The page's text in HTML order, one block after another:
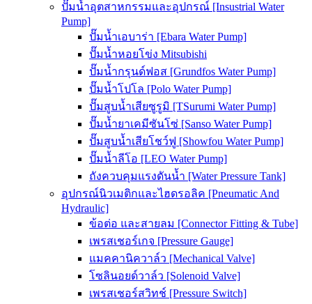
ปั๊มน้ำอุตสาหกรรมและอุปกรณ์ [Insustrial Water
Pump]
ปั๊มน้ำเอบาร่า [Ebara Water Pump]
ปั๊มน้ำหอยโข่ง Mitsubishi
ปั๊มน้ำกรุนด์ฟอส [Grundfos Water Pump]
ปั๊มน้ำโปโล [Polo Water Pump]
ปั๊มสูบน้ำเสียซูรูมิ [TSurumi Water Pump]
ปั๊มน้ำยาเคมีซันโซ่ [Sanso Water Pump]
ปั๊มสูบน้ำเสียโชว์ฟู [Showfou Water Pump]
ปั๊มน้ำลีโอ [LEO Water Pump]
ถังควบคุมแรงดันน้ำ [Water Pressure Tank]
อุปกรณ์นิวเมติกและไฮดรอลิค [Pneumatic And
Hydraulic]
ข้อต่อ และสายลม [Connector Fitting & Tube]
เพรสเชอร์เกจ [Pressure Gauge]
แมคคานิควาล์ว [Mechanical Valve]
โซลินอยด์วาล์ว [Solenoid Valve]
เพรสเชอร์สวิทช์ [Pressure Switch]